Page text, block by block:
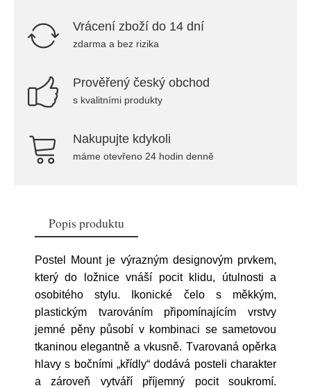
Vrácení zboží do 14 dní
zdarma a bez rizika
Prověřený český obchod
s kvalitními produkty
Nakupujte kdykoli
máme otevřeno 24 hodin denně
Popis produktu
Postel Mount je výrazným designovým prvkem,
který do ložnice vnáší pocit klidu, útulnosti a
osobitého stylu. Ikonické čelo s měkkým,
plastickým tvarováním připomínajícím vrstvy
jemné pěny působí v kombinaci se sametovou
tkaninou elegantně a vkusně. Tvarovaná opěrka
hlavy s bočními „křídly“ dodává posteli charakter
a zároveň vytváří příjemný pocit soukromí.